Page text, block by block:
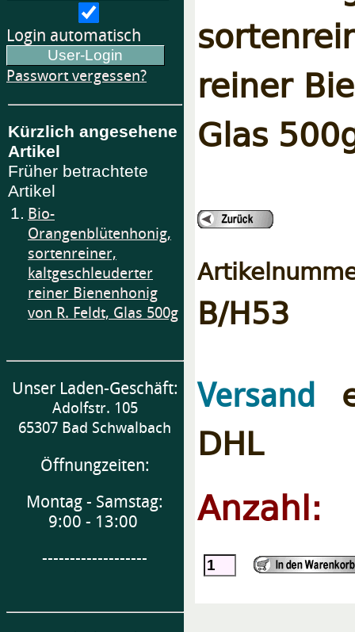
Login automatisch
Passwort vergessen?
Kürzlich angesehene
Artikel
Früher betrachtete
Artikel
1. Bio-
Orangenblütenhonig,
sortenreiner,
kaltgeschleuderter
reiner Bienenhonig
von R. Feldt, Glas 500g
Unser Laden-Geschäft:
Adolfstr. 105
65307 Bad Schwalbach
Öffnungzeiten:
Montag - Samstag:
9:00 - 13:00
-------------------
reiner
Glas
B/H53
Versand
DHL
Anzahl: